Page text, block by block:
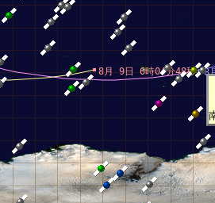
8
8月 9日 6時04分48秒